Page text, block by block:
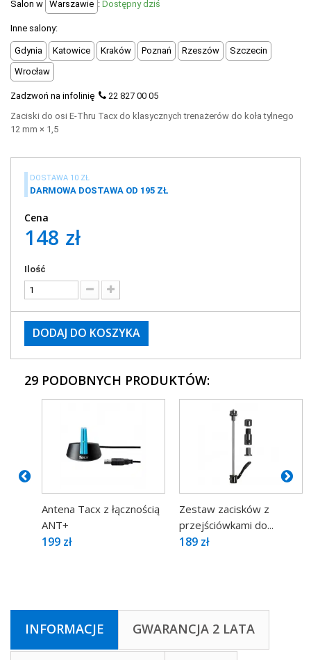
Salon w Warszawie : Dostępny dziś
Inne salony:
Gdynia Katowice Kraków Poznań Rzeszów
Szczecin
Wrocław
Zadzwoń na infolinię
22 827 00 05
Zaciski do osi E-Thru Tacx do klasycznych trenażerów do koła tylnego
12 mm × 1,5
DOSTAWA 10 ZŁ
DARMOWA DOSTAWA OD 195 ZŁ
Cena
148 zł
Ilość
DODAJ DO KOSZYKA
29 PODOBNYCH PRODUKTÓW:
Antena Tacx z łącznością
ANT+
199 zł
Zestaw zacisków z
przejściówkami do...
189 zł
INFORMACJE GWARANCJA 2 LATA